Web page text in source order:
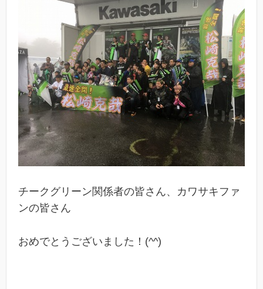
チークグリーン関係者の皆さん、カワサキファ
ンの皆さん
おめでとうございました！(^^)